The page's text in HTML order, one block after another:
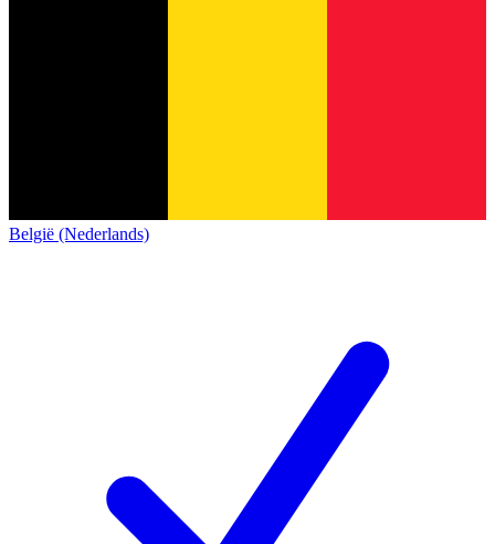
België (Nederlands)